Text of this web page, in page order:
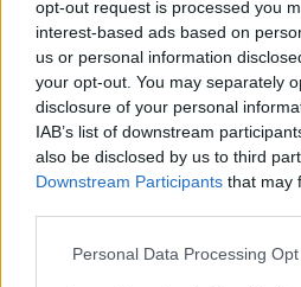
opt-out request is processed you
interest-based ads based on
us or personal information
your opt-out. You may separately
disclosure of your personal
IAB’s list of downstream
also be disclosed by us to third
Downstream Participants that may
Personal Data Processing
odmietajú a robia to z rôznych
z nás môžu trpieť predstavou,
poskytujú, je natoľko veľké a je
nikdy nedokážeme nahradiť,
nikdy dosť veľká, aby to
c
h
f
o
r
: